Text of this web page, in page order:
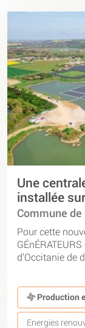
Une
installée
Commune
Pour cette
d’Occitanie de
Production
Energies